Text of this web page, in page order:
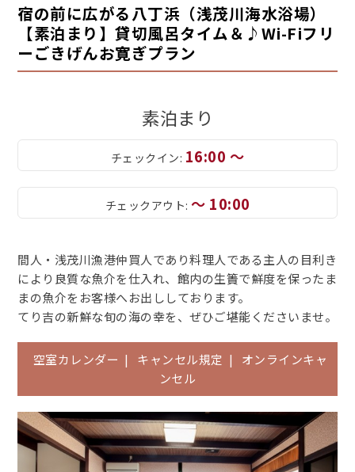
宿の前に広がる八丁浜（浅茂川海水浴場）
【素泊まり】貸切風呂タイム＆♪Wi-Fiフリ
ーごきげんお寛ぎプラン
素泊まり
チェックイン: 16:00 ～
チェックアウト: ～ 10:00
間人・浅茂川漁港仲買人であり料理人である主人の目利き
により良質な魚介を仕入れ、館内の生簀で鮮度を保ったま
まの魚介をお客様へお出ししております。
てり吉の新鮮な旬の海の幸を、ぜひご堪能くださいませ。
空室カレンダー | キャンセル規定 |
オンラインキャ
ンセル